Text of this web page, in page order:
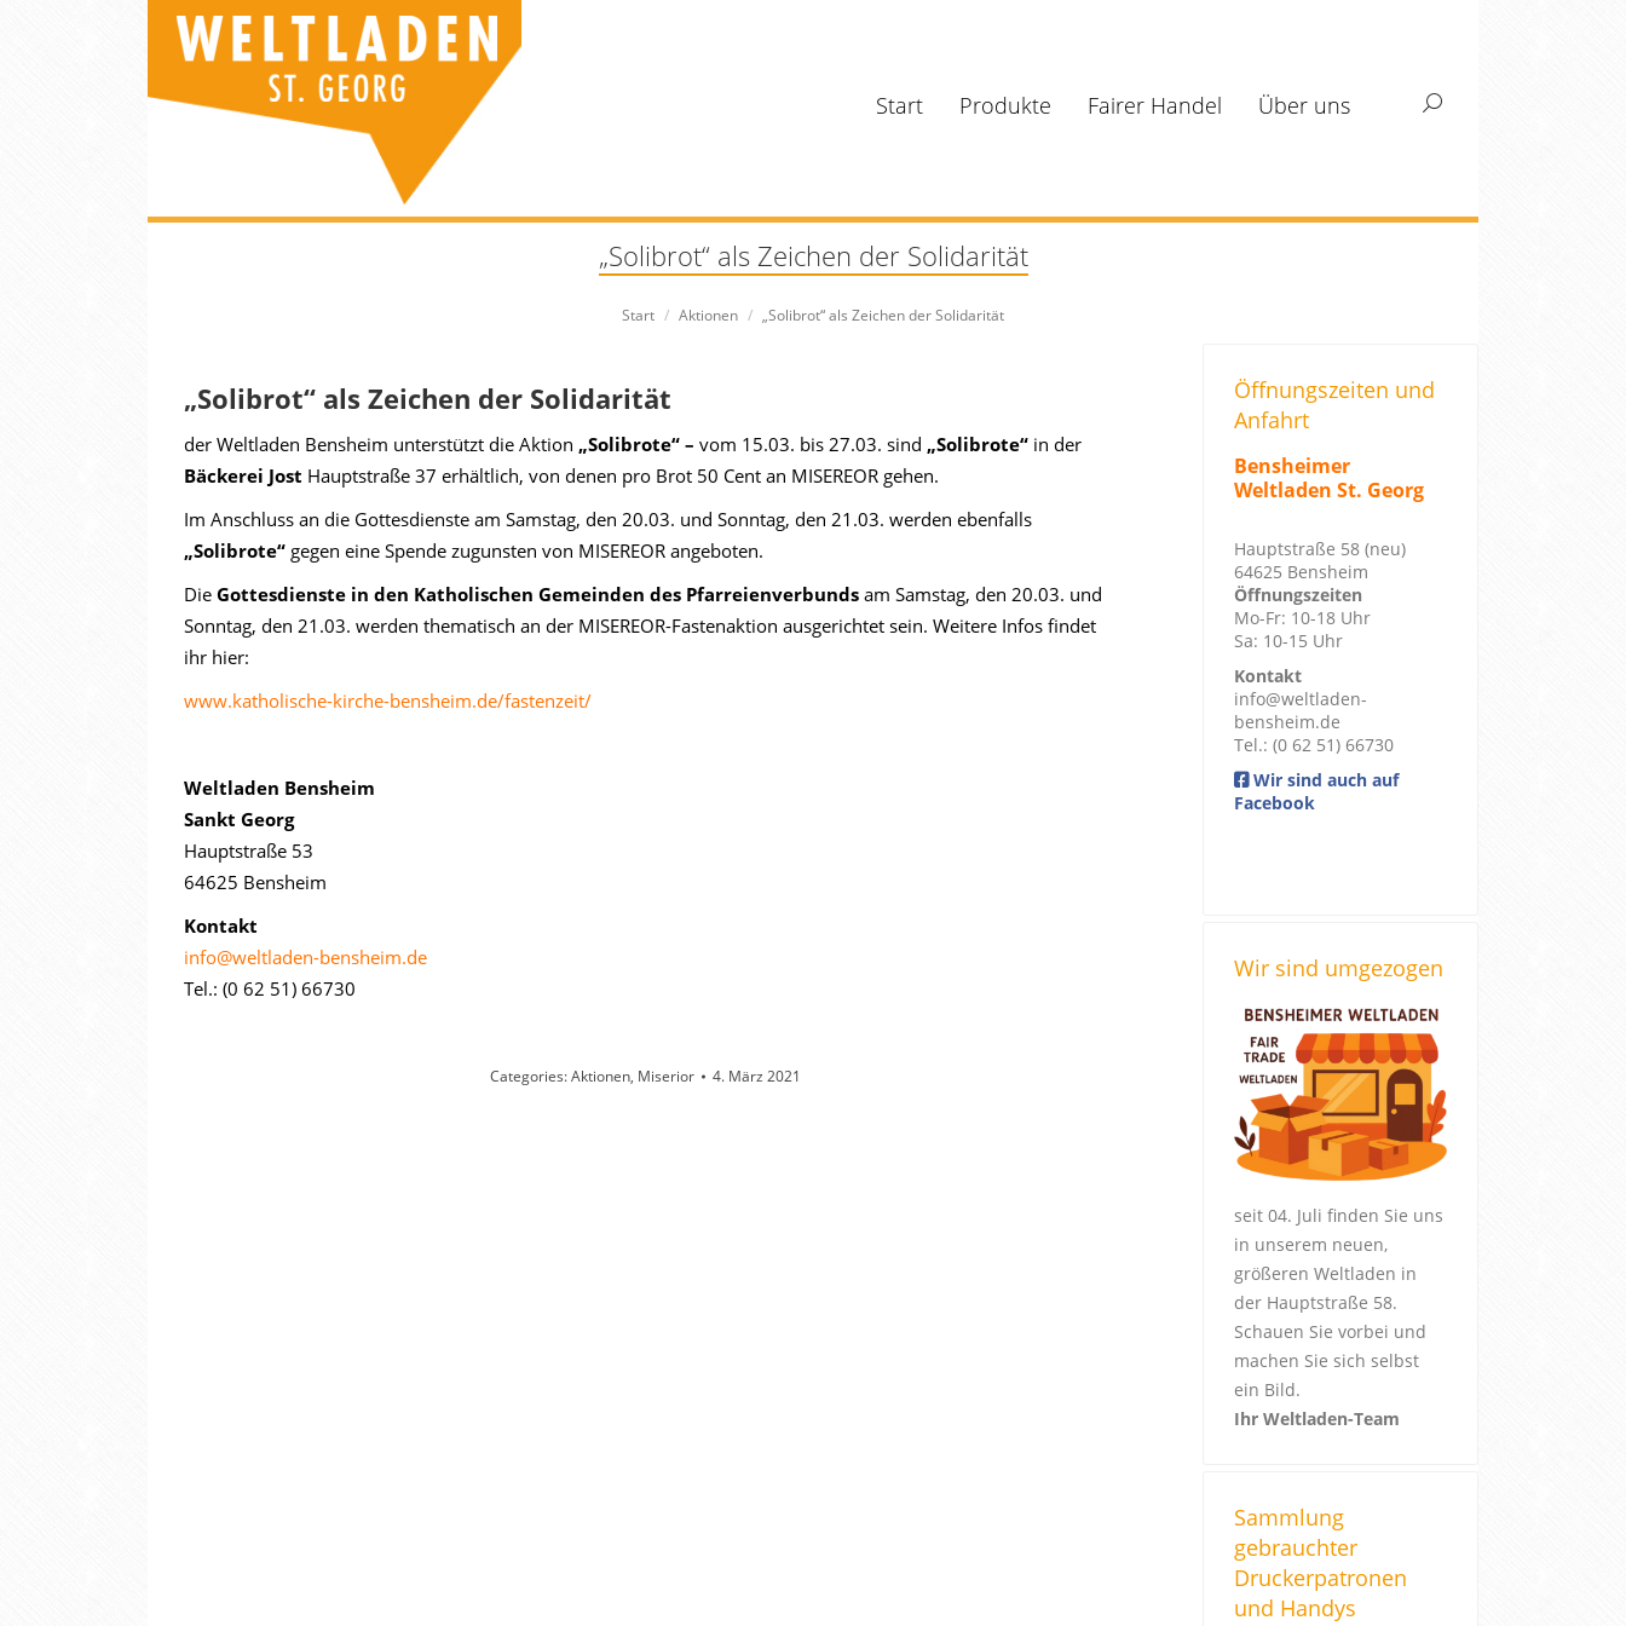
Start Produkte Fairer Handel Über uns Search:
„Solibrot“ als Zeichen der Solidarität
Sie befinden sich hier:
Start Aktionen „Solibrot“ als Zeichen der Solidarität
„Solibrot“ als Zeichen der Solidarität
der Weltladen Bensheim unterstützt die Aktion „Solibrote“ – vom 15.03. bis 27.03. sind „Solibrote“ in der
Bäckerei Jost Hauptstraße 37 erhältlich, von denen pro Brot 50 Cent an MISEREOR gehen.
Im Anschluss an die Gottesdienste am Samstag, den 20.03. und Sonntag, den 21.03. werden ebenfalls
„Solibrote“ gegen eine Spende zugunsten von MISEREOR angeboten.
Die Gottesdienste in den Katholischen Gemeinden des Pfarreienverbunds am Samstag, den 20.03. und
Sonntag, den 21.03. werden thematisch an der MISEREOR-Fastenaktion ausgerichtet sein. Weitere Infos findet
ihr hier:
www.katholische-kirche-bensheim.de/fastenzeit/
Weltladen Bensheim
Sankt Georg
Hauptstraße 53
64625 Bensheim
Kontakt
info@weltladen-bensheim.de
Tel.: (0 62 51) 66730
Categories:Aktionen, Miserior 4. März 2021
Öffnungszeiten und
Anfahrt
Bensheimer
Weltladen St. Georg
Hauptstraße 58 (neu)
64625 Bensheim
Öffnungszeiten
Mo-Fr: 10-18 Uhr
Sa: 10-15 Uhr
Kontakt
info@weltladen-
bensheim.de
Tel.: (0 62 51) 66730
Wir sind auch auf
Facebook
Wir sind umgezogen
seit 04. Juli finden Sie uns
in unserem neuen,
größeren Weltladen in
der Hauptstraße 58.
Schauen Sie vorbei und
machen Sie sich selbst
ein Bild.
Ihr Weltladen-Team
Sammlung
gebrauchter
Druckerpatronen
und Handys